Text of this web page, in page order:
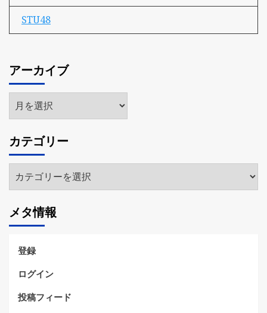
STU48
アーカイブ
ア
ー
イ
ブ
カテゴリー
テ
リ
ー
メタ情報
登録
ログイン
投稿フィード